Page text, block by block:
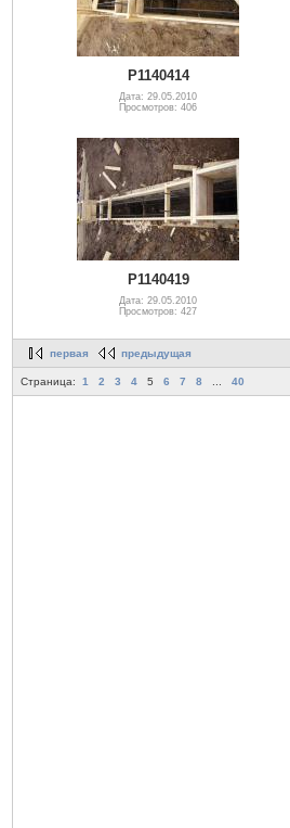
P1140414
Дата: 29.05.2010
Просмотров: 406
P1140419
Дата: 29.05.2010
Просмотров: 427
первая предыдущая
Страница: 1 2 3 4 5 6 7 8 40